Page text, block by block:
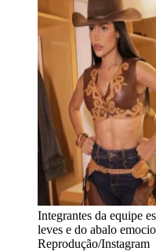
Integrantes da equipe
leves e do abalo
Reprodução/Instagram